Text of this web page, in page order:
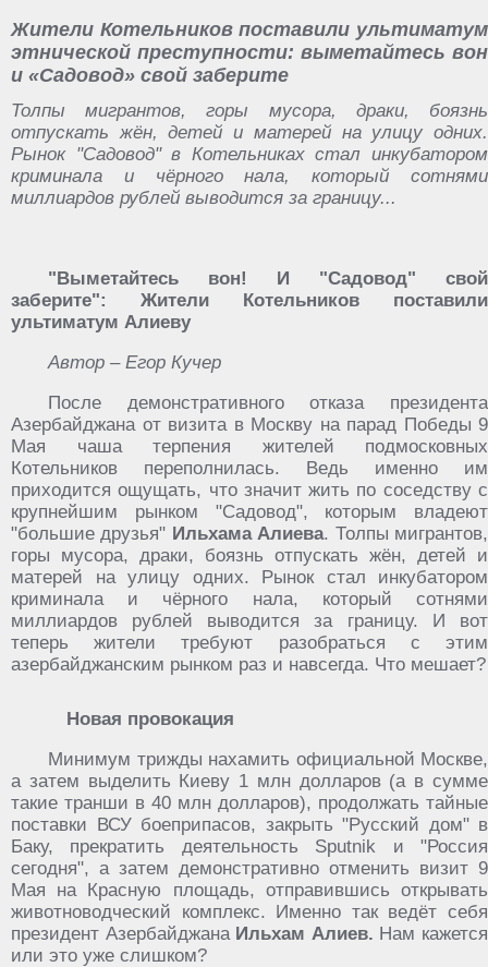
Жители Котельников поставили ультиматум
этнической преступности: выметайтесь вон
и «Садовод» свой заберите
Толпы мигрантов, горы мусора, драки, боязнь
отпускать жён, детей и матерей на улицу одних.
Рынок "Садовод" в Котельниках стал инкубатором
криминала и чёрного нала, который сотнями
миллиардов рублей выводится за границу...
"Выметайтесь вон! И "Садовод" свой
заберите": Жители Котельников поставили
ультиматум Алиеву
Автор – Егор Кучер
После демонстративного отказа президента
Азербайджана от визита в Москву на парад Победы 9
Мая чаша терпения жителей подмосковных
Котельников переполнилась. Ведь именно им
приходится ощущать, что значит жить по соседству с
крупнейшим рынком "Садовод", которым владеют
"большие друзья" Ильхама Алиева. Толпы мигрантов,
горы мусора, драки, боязнь отпускать жён, детей и
матерей на улицу одних. Рынок стал инкубатором
криминала и чёрного нала, который сотнями
миллиардов рублей выводится за границу. И вот
теперь жители требуют разобраться с этим
азербайджанским рынком раз и навсегда. Что мешает?
Новая провокация
Минимум трижды нахамить официальной Москве,
а затем выделить Киеву 1 млн долларов (а в сумме
такие транши в 40 млн долларов), продолжать тайные
поставки ВСУ боеприпасов, закрыть "Русский дом" в
Баку, прекратить деятельность Sputnik и "Россия
сегодня", а затем демонстративно отменить визит 9
Мая на Красную площадь, отправившись открывать
животноводческий комплекс. Именно так ведёт себя
президент Азербайджана Ильхам Алиев. Нам кажется
или это уже слишком?